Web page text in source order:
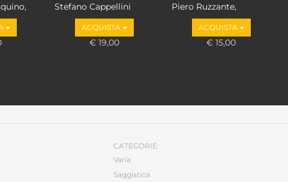
Stefano Cappellini
ACQUISTA
€ 19,00
Piero Ruzzante,
Antonio Martini
ACQUISTA
€ 15,00
CATEGORIE
Varia
Saggistica